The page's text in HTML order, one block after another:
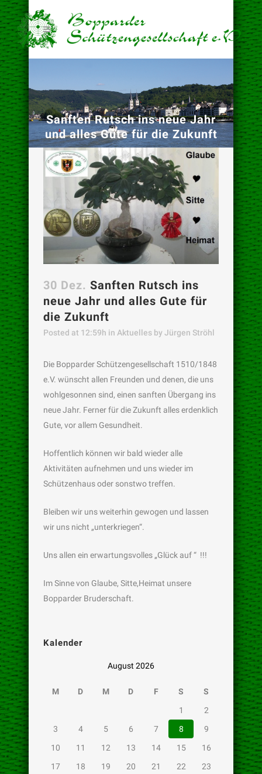
Sanften Rutsch ins neue Jahr
und alles Gute für die Zukunft
30 Dez. Sanften Rutsch ins
neue Jahr und alles Gute für
die Zukunft
Posted at 12:59h in Aktuelles by Jürgen Ströhl
Die Bopparder Schützengesellschaft 1510/1848
e.V. wünscht allen Freunden und denen, die uns
wohlgesonnen sind, einen sanften Übergang ins
neue Jahr. Ferner für die Zukunft alles erdenklich
Gute, vor allem Gesundheit.
Hoffentlich können wir bald wieder alle
Aktivitäten aufnehmen und uns wieder im
Schützenhaus oder sonstwo treffen.
Bleiben wir uns weiterhin gewogen und lassen
wir uns nicht „unterkriegen“.
Uns allen ein erwartungsvolles „Glück auf “ !!!
Im Sinne von Glaube, Sitte,Heimat unsere
Bopparder Bruderschaft.
Kalender
August 2026
M D M D F S
S
1
2
3
4 5 6 7 8
9
10
11 12 13 14 15
16
17
18 19 20 21 22
23